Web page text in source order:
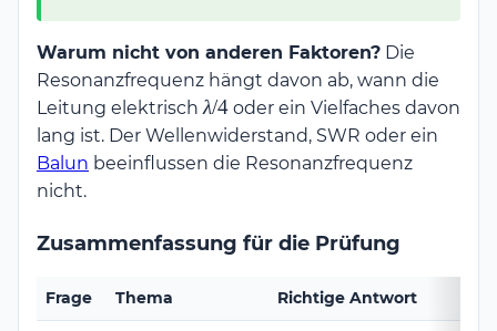
Warum nicht von anderen Faktoren? Die
Resonanzfrequenz hängt davon ab, wann die
Leitung elektrisch\lambda/4
λ/4 oder ein Vielfaches davon
lang ist. Der Wellenwiderstand, SWR oder ein
Balun beeinflussen die Resonanzfrequenz
nicht.
Zusammenfassung für die Prüfung
Frage Thema Richtige Antwort